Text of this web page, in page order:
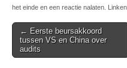
het einde en een reactie nalaten.
Post
navigation
← Eerste beursakkoord
tussen VS en China over
audits